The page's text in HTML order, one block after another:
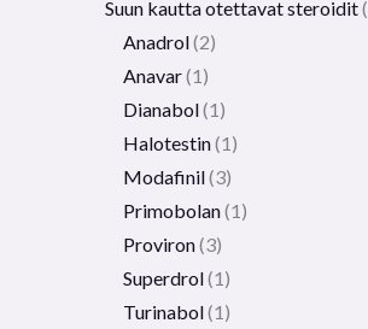
Suun kautta otettavat steroidit
Anadrol 2
Anavar 1
Dianabol 1
Halotestin 1
Modafinil 3
Primobolan 1
Proviron 3
Superdrol 1
Turinabol 1